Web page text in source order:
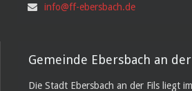
info@ff-ebersbach.de
Gemeinde Ebersbach an
Die Stadt Ebersbach an der Fils liegt